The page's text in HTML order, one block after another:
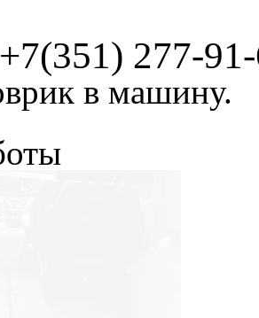
+7(351) 277-
в машину.